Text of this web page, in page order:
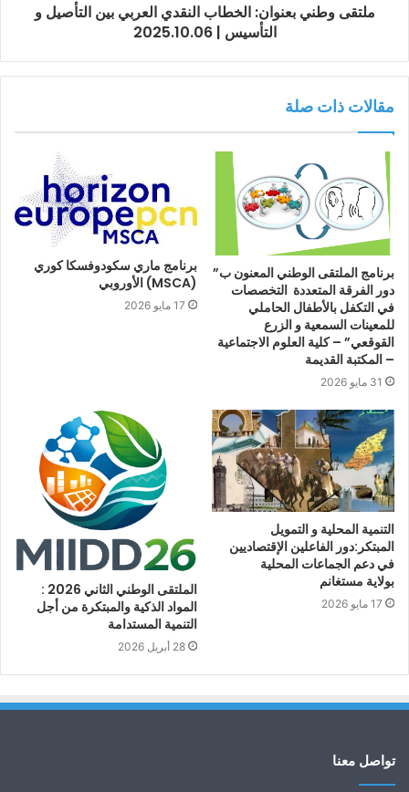
ملتقى وطني بعنوان: الخطاب النقدي العربي بين التأصيل و
التأسيس | 2025.10.06
مقالات ذات صلة
برنامج الملتقى الوطني المعنون ب”
دور الفرقة المتعددة التخصصات
في التكفل بالأطفال الحاملي
للمعينات السمعية و الزرع
القوقعي” – كلية العلوم الاجتماعية
– المكتبة القديمة
31 مايو 2026
برنامج ماري سكودوفسكا كوري
(MSCA) الأوروبي
17 مايو 2026
التنمية المحلية و التمويل
المبتكر:دور الفاعلين الإقتصاديين
في دعم الجماعات المحلية
بولاية مستغانم
17 مايو 2026
الملتقى الوطني الثاني 2026 :
المواد الذكية والمبتكرة من أجل
التنمية المستدامة
28 أبريل 2026
تواصل معنا